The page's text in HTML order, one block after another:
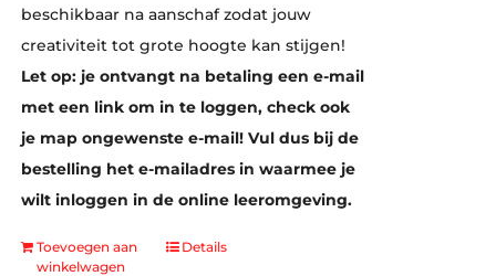
beschikbaar na aanschaf zodat jouw
creativiteit tot grote hoogte kan stijgen!
Let op: je ontvangt na betaling een e-mail
met een link om in te loggen, check ook
je map ongewenste e-mail! Vul dus bij de
bestelling het e-mailadres in waarmee je
wilt inloggen in de online leeromgeving.
Toevoegen aan
winkelwagen
Details